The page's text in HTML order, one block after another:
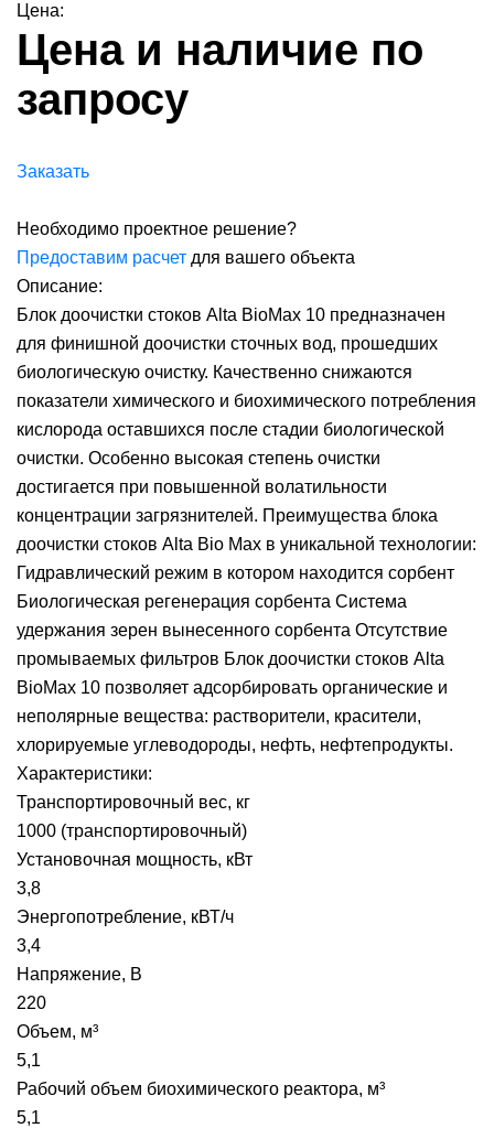
Цена:
Цена и наличие по
запросу
Заказать
Необходимо проектное решение?
Предоставим расчет для вашего объекта
Описание:
Блок доочистки стоков Alta BioMax 10 предназначен
для финишной доочистки сточных вод, прошедших
биологическую очистку. Качественно снижаются
показатели химического и биохимического потребления
кислорода оставшихся после стадии биологической
очистки. Особенно высокая степень очистки
достигается при повышенной волатильности
концентрации загрязнителей. Преимущества блока
доочистки стоков Alta Bio Max в уникальной технологии:
Гидравлический режим в котором находится сорбент
Биологическая регенерация сорбента Система
удержания зерен вынесенного сорбента Отсутствие
промываемых фильтров Блок доочистки стоков Alta
BioMax 10 позволяет адсорбировать органические и
неполярные вещества: растворители, красители,
хлорируемые углеводороды, нефть, нефтепродукты.
Характеристики:
Транспортировочный вес, кг
1000 (транспортировочный)
Установочная мощность, кВт
3,8
Энергопотребление, кВТ/ч
3,4
Напряжение, В
220
Объем, м³
5,1
Рабочий объем биохимического реактора, м³
5,1